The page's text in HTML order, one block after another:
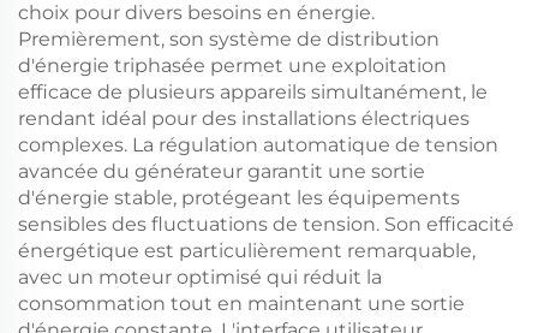
choix pour divers besoins en énergie.
Premièrement, son système de distribution
d'énergie triphasée permet une exploitation
efficace de plusieurs appareils simultanément, le
rendant idéal pour des installations électriques
complexes. La régulation automatique de tension
avancée du générateur garantit une sortie
d'énergie stable, protégeant les équipements
sensibles des fluctuations de tension. Son efficacité
énergétique est particulièrement remarquable,
avec un moteur optimisé qui réduit la
consommation tout en maintenant une sortie